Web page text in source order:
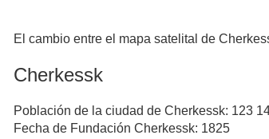
El cambio entre el mapa satelital de
Cherkessk
Población de la ciudad de Cherkessk: 123
Fecha de Fundación Cherkessk: 1825